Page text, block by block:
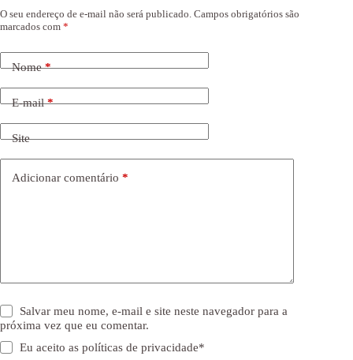
O seu endereço de e-mail não será publicado. Campos obrigatórios são
marcados com *
Nome*
E-mail*
Site
Adicionar comentário *
Salvar meu nome, e-mail e site neste navegador para a
próxima vez que eu comentar.
Eu aceito aspolíticas de privacidade*